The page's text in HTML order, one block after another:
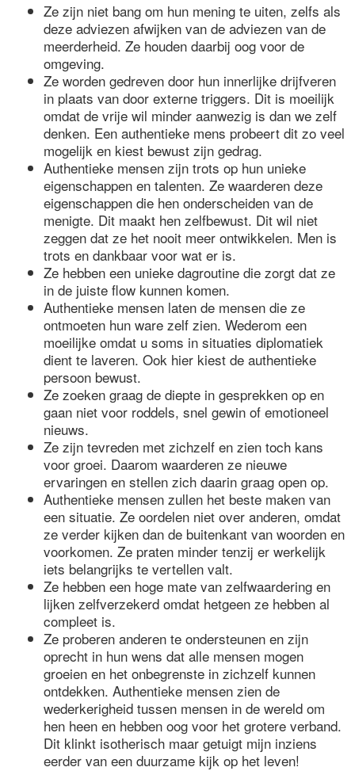
Ze zijn niet bang om hun mening te uiten, zelfs als
deze adviezen afwijken van de adviezen van de
meerderheid. Ze houden daarbij oog voor de
omgeving.
Ze worden gedreven door hun innerlijke drijfveren
in plaats van door externe triggers. Dit is moeilijk
omdat de vrije wil minder aanwezig is dan we zelf
denken. Een authentieke mens probeert dit zo veel
mogelijk en kiest bewust zijn gedrag.
Authentieke mensen zijn trots op hun unieke
eigenschappen en talenten. Ze waarderen deze
eigenschappen die hen onderscheiden van de
menigte. Dit maakt hen zelfbewust. Dit wil niet
zeggen dat ze het nooit meer ontwikkelen. Men is
trots en dankbaar voor wat er is.
Ze hebben een unieke dagroutine die zorgt dat ze
in de juiste flow kunnen komen.
Authentieke mensen laten de mensen die ze
ontmoeten hun ware zelf zien. Wederom een
moeilijke omdat u soms in situaties diplomatiek
dient te laveren. Ook hier kiest de authentieke
persoon bewust.
Ze zoeken graag de diepte in gesprekken op en
gaan niet voor roddels, snel gewin of emotioneel
nieuws.
Ze zijn tevreden met zichzelf en zien toch kans
voor groei. Daarom waarderen ze nieuwe
ervaringen en stellen zich daarin graag open op.
Authentieke mensen zullen het beste maken van
een situatie. Ze oordelen niet over anderen, omdat
ze verder kijken dan de buitenkant van woorden en
voorkomen. Ze praten minder tenzij er werkelijk
iets belangrijks te vertellen valt.
Ze hebben een hoge mate van zelfwaardering en
lijken zelfverzekerd omdat hetgeen ze hebben al
compleet is.
Ze proberen anderen te ondersteunen en zijn
oprecht in hun wens dat alle mensen mogen
groeien en het onbegrenste in zichzelf kunnen
ontdekken. Authentieke mensen zien de
wederkerigheid tussen mensen in de wereld om
hen heen en hebben oog voor het grotere verband.
Dit klinkt isotherisch maar getuigt mijn inziens
eerder van een duurzame kijk op het leven!